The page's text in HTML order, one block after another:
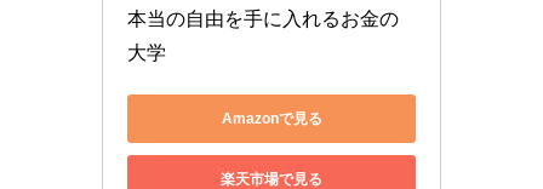
本当の自由を手に入れるお金の
大学
Amazonで見る
楽天市場で見る